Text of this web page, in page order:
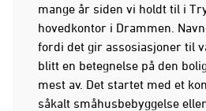
mange år siden vi holdt til i
hovedkontor i Drammen.
fordi det gir assosiasjoner til
blitt en betegnelse på den
mest av. Det startet med et
såkalt småhusbebyggelse